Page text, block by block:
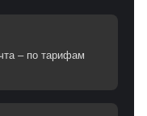
– по тарифам